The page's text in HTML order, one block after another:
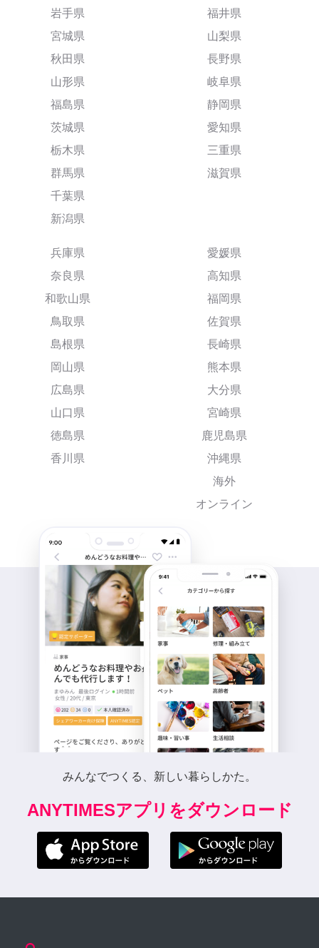
岩手県
宮城県
秋田県
山形県
福島県
茨城県
栃木県
群馬県
千葉県
新潟県
福井県
山梨県
長野県
岐阜県
静岡県
愛知県
三重県
滋賀県
兵庫県
奈良県
和歌山県
鳥取県
島根県
岡山県
広島県
山口県
徳島県
香川県
愛媛県
高知県
福岡県
佐賀県
長崎県
熊本県
大分県
宮崎県
鹿児島県
沖縄県
海外
オンライン
みんなでつくる、新しい暮らしかた。
ANYTIMESアプリをダウンロード